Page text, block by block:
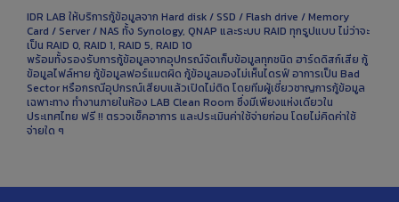
IDR LAB ให้บริการกู้ข้อมูลจาก Hard disk / SSD / Flash drive / Memory
Card / Server / NAS ทั้ง Synology, QNAP และระบบ RAID ทุกรูปแบบ ไม่ว่าจะ
เป็น RAID 0, RAID 1, RAID 5, RAID 10
พร้อมทั้งรองรับการกู้ข้อมูลจากอุปกรณ์จัดเก็บข้อมูลทุกชนิด ฮาร์ดดิสก์เสีย กู้
ข้อมูลไฟล์หาย กู้ข้อมูลฟอร์แมตผิด กู้ข้อมูลมองไม่เห็นไดรฟ์ อาการเป็น Bad
Sector หรือกรณีอุปกรณ์เสียบแล้วเปิดไม่ติด โดยทีมผู้เชี่ยวชาญการกู้ข้อมูล
เฉพาะทาง ทำงานภายในห้อง LAB Clean Room ซึ่งมีเพียงแห่งเดียวใน
ประเทศไทย ฟรี !! ตรวจเช็คอาการ และประเมินค่าใช้จ่ายก่อน โดยไม่คิดค่าใช้
จ่ายใด ๆ